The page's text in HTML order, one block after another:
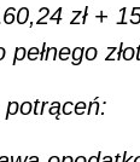
zł +